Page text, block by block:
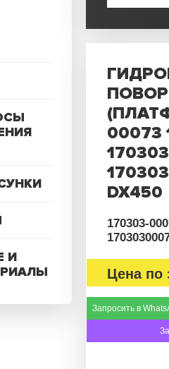
И
00073
DX450
170303-
Цена по
Запросить в